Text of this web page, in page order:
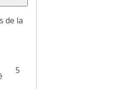
de la
5